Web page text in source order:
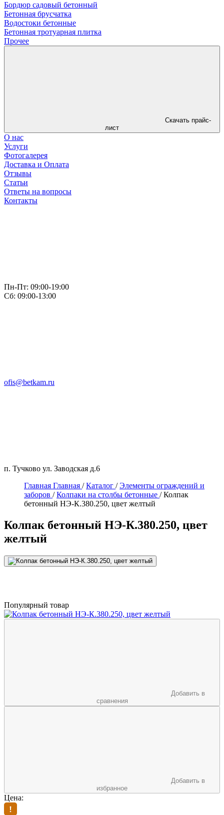
Бордюр садовый бетонный
Бетонная брусчатка
Водостоки бетонные
Бетонная тротуарная плитка
Прочее
Скачать прайс-
лист
О нас
Услуги
Фотогалерея
Доставка и Оплата
Отзывы
Статьи
Ответы на вопросы
Контакты
Пн-Пт: 09:00-19:00
Сб: 09:00-13:00
ofis@betkam.ru
п. Тучково ул. Заводская д.6
Главная Главная / Каталог / Элементы ограждений и
заборов / Колпаки на столбы бетонные / Колпак
бетонный НЭ-К.380.250, цвет желтый
Колпак бетонный НЭ-К.380.250, цвет
желтый
Популярный товар
Добавить в
сравнения
Добавить в
избранное
Цена: